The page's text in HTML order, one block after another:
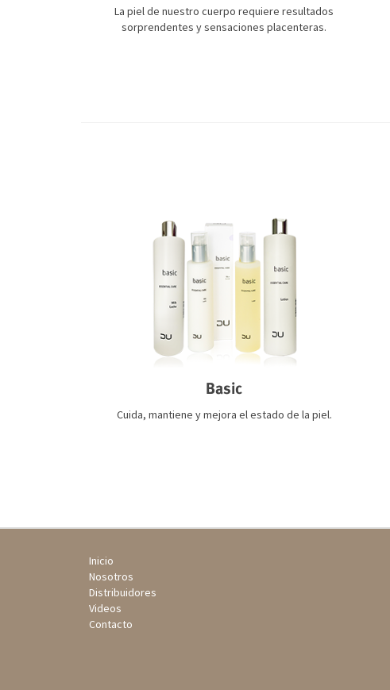
La piel de nuestro cuerpo requiere resultados
sorprendentes y sensaciones placenteras.
Basic
Cuida, mantiene y mejora el estado de la piel.
Inicio
Nosotros
Distribuidores
Videos
Contacto